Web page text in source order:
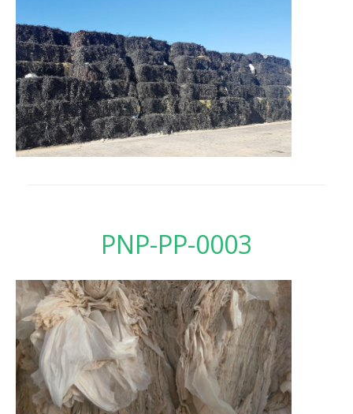
PNP-PP-0003